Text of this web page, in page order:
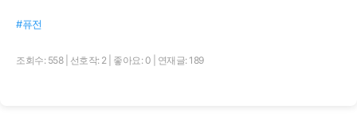
#퓨전
조회수: 558 선호작: 2 좋아요: 0 연재글: 189